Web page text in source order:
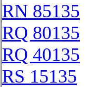
RN 85135
RQ 80135
RQ 40135
RS 15135